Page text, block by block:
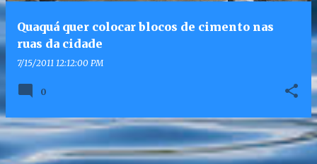
Quaquá quer colocar blocos de cimento nas
ruas da cidade
7/15/2011 12:12:00 PM
0